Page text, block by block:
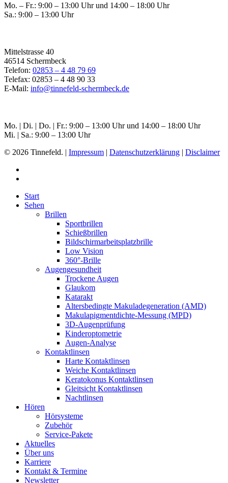
Mo. – Fr.: 9:00 – 13:00 Uhr und 14:00 – 18:00 Uhr
Sa.: 9:00 – 13:00 Uhr
Mittelstrasse 40
46514 Schermbeck
Telefon: 02853 – 4 48 79 69
Telefax: 02853 – 4 48 90 33
E-Mail: info@tinnefeld-schermbeck.de
Mo. | Di. | Do. | Fr.: 9:00 – 13:00 Uhr und 14:00 – 18:00 Uhr
Mi. | Sa.: 9:00 – 13:00 Uhr
© 2026 Tinnefeld. | Impressum | Datenschutzerklärung | Disclaimer
Start
Sehen
Brillen
Sportbrillen
Schießbrillen
Bildschirmarbeitsplatzbrille
Low Vision
360°-Brille
Augengesundheit
Trockene Augen
Glaukom
Katarakt
Altersbedingte Makuladegeneration (AMD)
Makulapigmentdichte-Messung (MPD)
3D-Augenprüfung
Kinderoptometrie
Augen-Analyse
Kontaktlinsen
Harte Kontaktlinsen
Weiche Kontaktlinsen
Keratokonus Kontaktlinsen
Gleitsicht Kontaktlinsen
Nachtlinsen
Hören
Hörsysteme
Zubehör
Service-Pakete
Aktuelles
Über uns
Karriere
Kontakt & Termine
Newsletter